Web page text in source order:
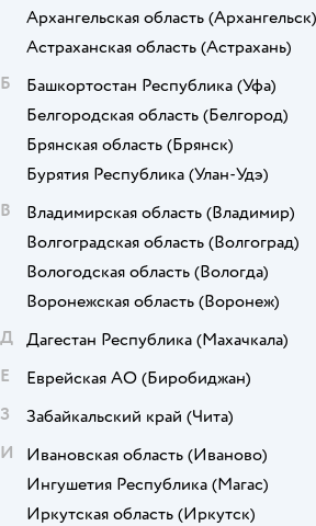
Архангельская область (Архангельск)
Астраханская область (Астрахань)
Б
Башкортостан Республика (Уфа)
Белгородская область (Белгород)
Брянская область (Брянск)
Бурятия Республика (Улан-Удэ)
В
Владимирская область (Владимир)
Волгоградская область (Волгоград)
Вологодская область (Вологда)
Воронежская область (Воронеж)
Д Дагестан Республика (Махачкала)
Е
Еврейская АО (Биробиджан)
З
Забайкальский край (Чита)
И
Ивановская область (Иваново)
Ингушетия Республика (Магас)
Иркутская область (Иркутск)